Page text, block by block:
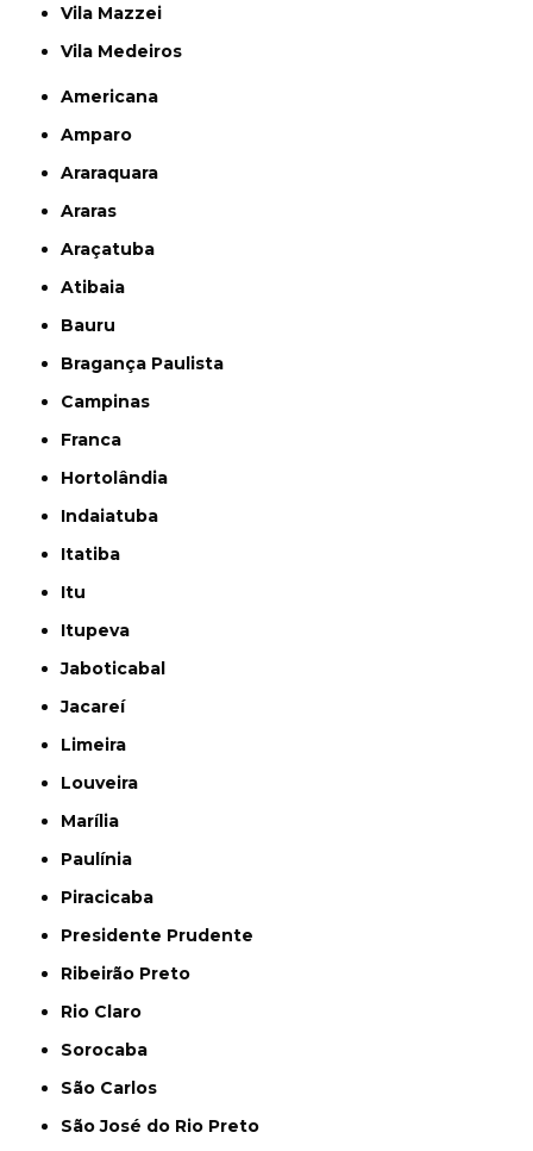
Vila Mazzei
Vila Medeiros
Americana
Amparo
Araraquara
Araras
Araçatuba
Atibaia
Bauru
Bragança Paulista
Campinas
Franca
Hortolândia
Indaiatuba
Itatiba
Itu
Itupeva
Jaboticabal
Jacareí
Limeira
Louveira
Marília
Paulínia
Piracicaba
Presidente Prudente
Ribeirão Preto
Rio Claro
Sorocaba
São Carlos
São José do Rio Preto